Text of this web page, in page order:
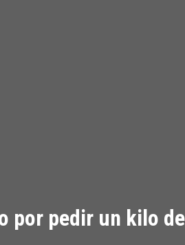
pedir un kilo